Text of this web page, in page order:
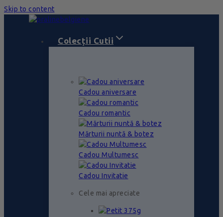
Skip to content
Colecții Cutii
Cadou aniversare
Cadou romantic
Mărturii nuntă & botez
Cadou Multumesc
Cadou Invitatie
Cele mai apreciate